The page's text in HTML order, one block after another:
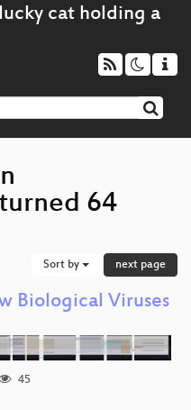
64
Sort by next page
Biological Viruses
45